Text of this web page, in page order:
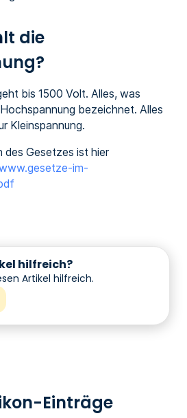
die
bis 1500 Volt. Alles, was
bezeichnet. Alles
Kleinspannung.
des Gesetzes ist hier
im-
hilfreich?
Artikel hilfreich.
Einträge